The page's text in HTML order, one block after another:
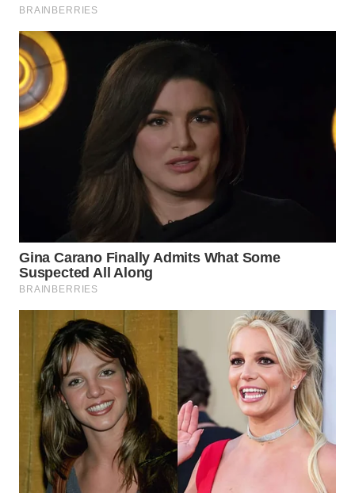
WN
SELATAN
WN
TANJUNG
LESUNG
SIMALUNGUN
WN
LABUHANBATU
WN
TAPANULI
TENGAH
WN DELI
SERDANG
WN
TEBING